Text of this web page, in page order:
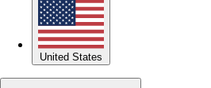
United States